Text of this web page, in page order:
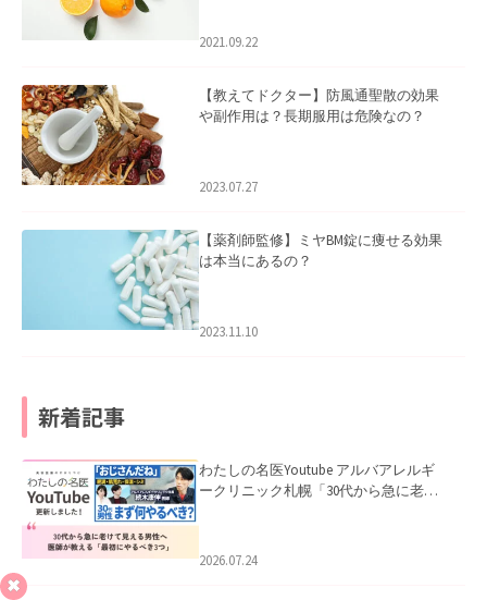
2021.09.22
【教えてドクター】防風通聖散の効果
や副作用は？長期服用は危険なの？
2023.07.27
【薬剤師監修】ミヤBM錠に痩せる効果
は本当にあるの？
2023.11.10
新着記事
わたしの名医Youtube アルバアレルギ
ークリニック札幌「30代から急に老け
た。
2026.07.24